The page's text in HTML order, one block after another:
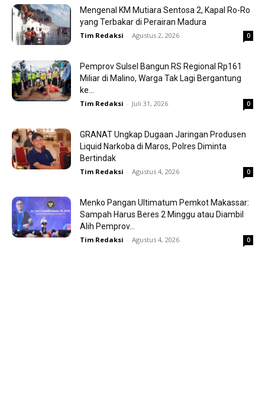
Mengenal KM Mutiara Sentosa 2, Kapal Ro-Ro
yang Terbakar di Perairan Madura
Tim Redaksi - Agustus 2, 2026 0
Pemprov Sulsel Bangun RS Regional Rp161
Miliar di Malino, Warga Tak Lagi Bergantung
ke...
Tim Redaksi - Juli 31, 2026 0
GRANAT Ungkap Dugaan Jaringan Produsen
Liquid Narkoba di Maros, Polres Diminta
Bertindak
Tim Redaksi - Agustus 4, 2026 0
Menko Pangan Ultimatum Pemkot Makassar:
Sampah Harus Beres 2 Minggu atau Diambil
Alih Pemprov...
Tim Redaksi - Agustus 4, 2026 0